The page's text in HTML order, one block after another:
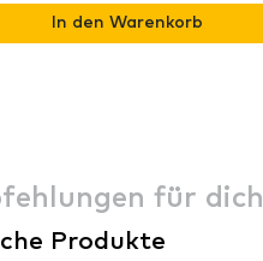
In den Warenkorb
für dich
Produkte